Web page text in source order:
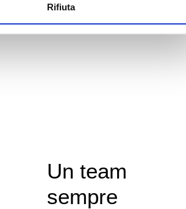
con altre informazioni che ha fornito
dal suo utilizzo dei loro servizi.
Rifiuta
il nuovo
2024
Un team
sempre